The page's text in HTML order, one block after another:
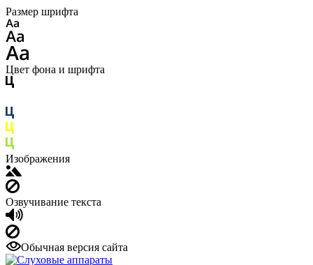
Размер шрифта
Цвет фона и шрифта
Изображения
Озвучивание текста
Обычная версия сайта